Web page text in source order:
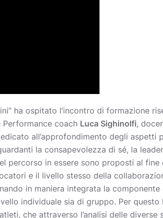
ha ospitato l’incontro di formazione
coach Luca Sighinolfi,
all’approfondimento degli
la consapevolezza di sé, la
percorso in essere sono proposti al
e il livello stesso della
in maniera integrata la
individuale sia di gruppo. Per
che attraverso l’analisi delle diverse